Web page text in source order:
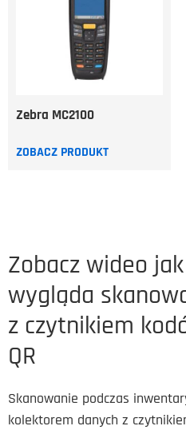
Zebra MC2100
ZOBACZ PRODUKT
Zobacz wideo
wygląda
z czytnikiem
QR
Skanowanie podczas
kolektorem danych z